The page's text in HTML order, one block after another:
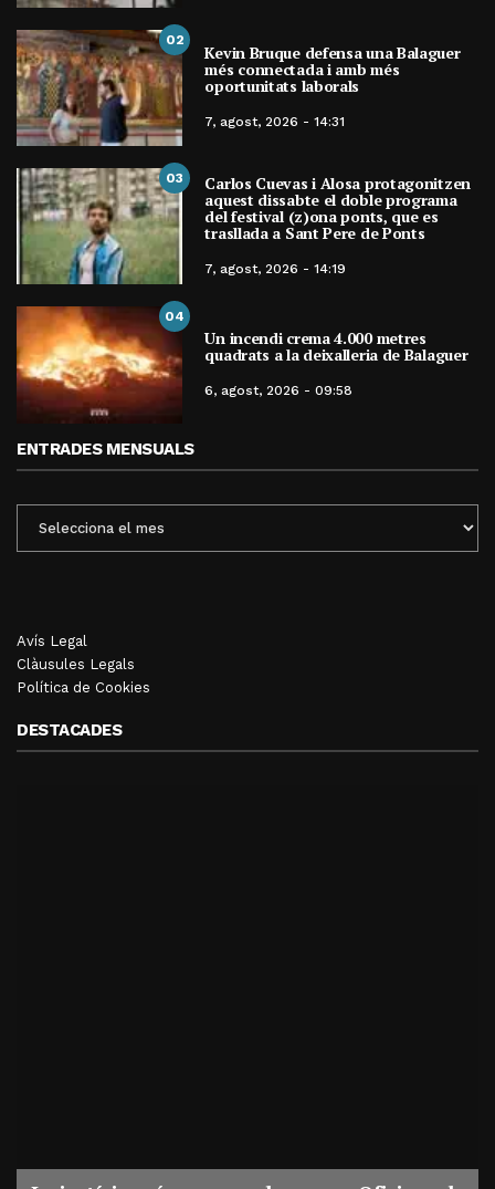
02
Kevin Bruque defensa una Balaguer
més connectada i amb més
oportunitats laborals
7, agost, 2026 - 14:31
03 Carlos Cuevas i Alosa protagonitzen
aquest dissabte el doble programa
del festival (z)ona ponts, que es
trasllada a Sant Pere de Ponts
7, agost, 2026 - 14:19
04
Un incendi crema 4.000 metres
quadrats a la deixalleria de Balaguer
6, agost, 2026 - 09:58
ENTRADES MENSUALS
MENSUALS
Avís Legal
Clàusules Legals
Política de Cookies
DESTACADES